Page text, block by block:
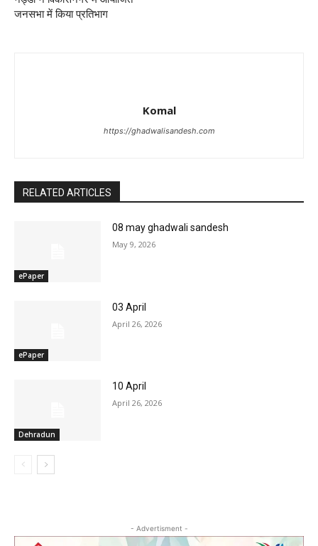
जनसभा में किया प्रतिभाग
Komal
https://ghadwalisandesh.com
RELATED ARTICLES
ePaper
08 may ghadwali sandesh
May 9, 2026
ePaper
03 April
April 26, 2026
Dehradun
10 April
April 26, 2026
- Advertisment -